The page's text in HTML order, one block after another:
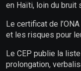
en Haïti, loin du bruit
Le certificat de
et les risques pour
Le CEP publie la
prolongation,